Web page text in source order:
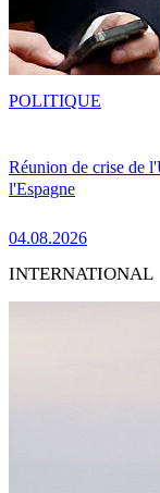
Réunion de crise de
l'Espagne
04.08.2026
POLITIQUE
INTERNATIONAL